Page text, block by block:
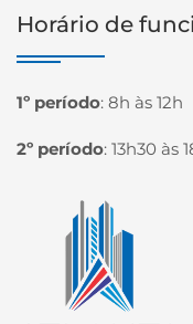
Horário de
1º período: 8h às 12h
2º período: 13h30 às
Página inicial